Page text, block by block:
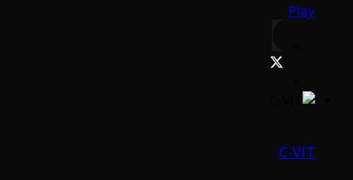
Play
C-VIT